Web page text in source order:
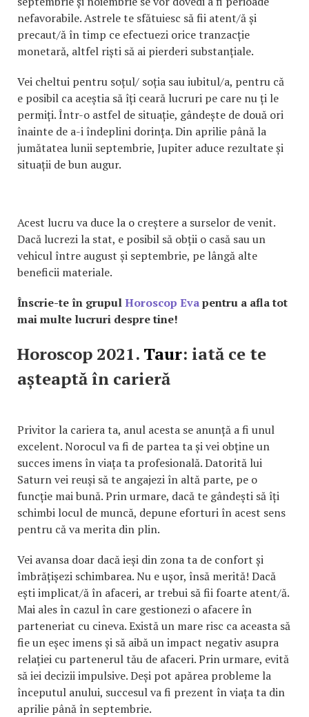
nefavorabile. Astrele te sfătuiesc să fii atent/ă și
precaut/ă în timp ce efectuezi orice tranzacție
monetară, altfel riști să ai pierderi substanțiale.
Vei cheltui pentru soțul/ soția sau iubitul/a, pentru că
e posibil ca aceștia să îți ceară lucruri pe care nu ți le
permiți. Într-o astfel de situație, gândește de două ori
înainte de a-i îndeplini dorința. Din aprilie până la
jumătatea lunii septembrie, Jupiter aduce rezultate și
situații de bun augur.
Acest lucru va duce la o creștere a surselor de venit.
Dacă lucrezi la stat, e posibil să obții o casă sau un
vehicul între august și septembrie, pe lângă alte
beneficii materiale.
Înscrie-te în grupulHoroscop Evapentru a afla tot
mai multe lucruri despre tine!
Horoscop 2021. Taur: iată ce te
așteaptă în carieră
Privitor la cariera ta, anul acesta se anunță a fi unul
excelent. Norocul va fi de partea ta și vei obține un
succes imens în viața ta profesională. Datorită lui
Saturn vei reuși să te angajezi în altă parte, pe o
funcție mai bună. Prin urmare, dacă te gândești să îți
schimbi locul de muncă, depune eforturi în acest sens
pentru că va merita din plin.
Vei avansa doar dacă ieși din zona ta de confort și
îmbrățișezi schimbarea. Nu e ușor, însă merită! Dacă
ești implicat/ă în afaceri, ar trebui să fii foarte atent/ă.
Mai ales în cazul în care gestionezi o afacere în
parteneriat cu cineva. Există un mare risc ca aceasta să
fie un eșec imens și să aibă un impact negativ asupra
relației cu partenerul tău de afaceri. Prin urmare, evită
să iei decizii impulsive. Deși pot apărea probleme la
începutul anului, succesul va fi prezent în viața ta din
aprilie până în septembrie.